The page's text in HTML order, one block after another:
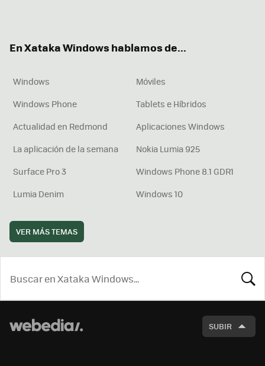
En Xataka Windows hablamos de...
Windows
Móviles
Windows Phone
Tablets e Híbridos
Actualidad en Redmond
Aplicaciones Windows
La aplicación de la semana
Nokia Lumia 925
Surface Pro 3
Windows Phone 8.1 GDR1
Lumia Denim
Windows 10
VER MÁS TEMAS
SUBIR